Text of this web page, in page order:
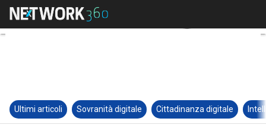
Ultimi articoli Sovranità digitale Cittadinanza digitale